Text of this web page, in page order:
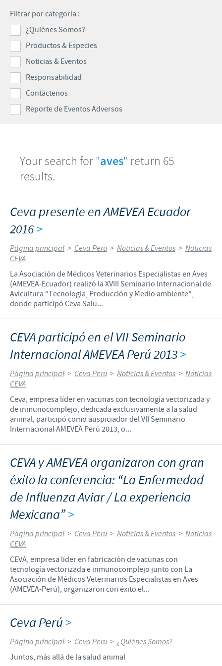
Contribuciones
Enfoque sobre la responsabilidad
Alianzas Científicas y Comerciales
Formulario de Contacto
REPORTE DE EVENTOS ADVERSOS
Farmacovigilancia
Filtrar por categoría :
¿Quiénes Somos?
Productos & Especies
Noticias & Eventos
Responsabilidad
Contáctenos
Reporte de Eventos Adversos
Your search for "aves" return 65
results.
Ceva presente en AMEVEA Ecuador
2016>
Página principal > Ceva Peru > Noticias & Eventos > Noticias
CEVA
La Asociación de Médicos Veterinarios Especialistas en Aves
(AMEVEA-Ecuador) realizó la XVIII Seminario Internacional de
Avicultura “Tecnología, Producción y Medio ambiente”,
donde participó Ceva Salu...
CEVA participó en el VII Seminario
Internacional AMEVEA Perú 2013>
Página principal > Ceva Peru > Noticias & Eventos > Noticias
CEVA
Ceva, empresa líder en vacunas con tecnología vectorizada y
de inmunocomplejo, dedicada exclusivamente a la salud
animal, participó como auspiciador del VII Seminario
Internacional AMEVEA Perú 2013, o...
CEVA y AMEVEA organizaron con gran
éxito la conferencia: “La Enfermedad
de Influenza Aviar / La experiencia
Mexicana”>
Página principal > Ceva Peru > Noticias & Eventos > Noticias
CEVA
CEVA, empresa líder en fabricación de vacunas con
tecnología vectorizada e inmunocomplejo junto con La
Asociación de Médicos Veterinarios Especialistas en Aves
(AMEVEA-Perú), organizaron con éxito el...
Ceva Perú >
Página principal > Ceva Peru > ¿Quiénes Somos?
Juntos, más allá de la salud animal